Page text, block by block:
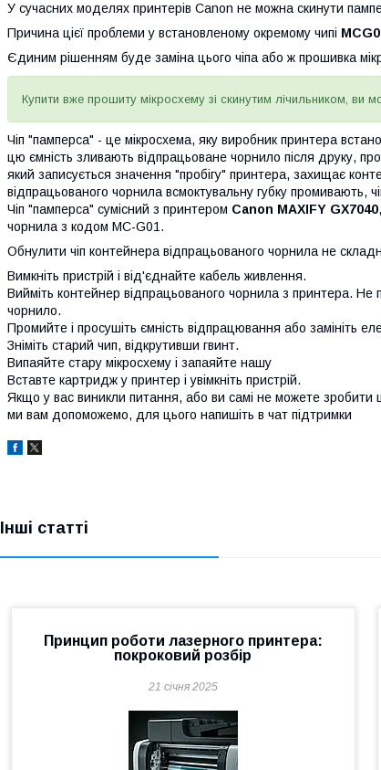
У сучасних моделях принтерів Canon не можна скинути
Причина цієї проблеми у встановленому окремому чипі
Єдиним рішенням буде заміна цього чіпа або ж прошивка
Купити вже прошиту мікросхему зі скинутим лічильником, ви
Чіп "памперса" - це мікросхема, яку виробник принтера
цю ємність зливають відпрацьоване чорнило після друку,
який записується значення "пробігу" принтера, захищає
відпрацьованого чорнила всмоктувальну губку промивають,
Чіп "памперса" сумісний з принтером Canon MAXIFY GX7040
чорнила з кодом MC-G01.
Обнулити чіп контейнера відпрацьованого чорнила не
Вимкніть пристрій і від'єднайте кабель живлення.
Вийміть контейнер відпрацьованого чорнила з принтера.
чорнило.
Промийте і просушіть ємність відпрацювання або замініть
Зніміть старий чип, відкрутивши гвинт.
Випаяйте стару мікросхему і запаяйте нашу
Вставте картридж у принтер і увімкніть пристрій.
Якщо у вас виникли питання, або ви самі не можете зробити
ми вам допоможемо, для цього напишіть в чат підтримки
Інші статті
Принцип роботи лазерного принтера:
покроковий розбір
21 січня 2025